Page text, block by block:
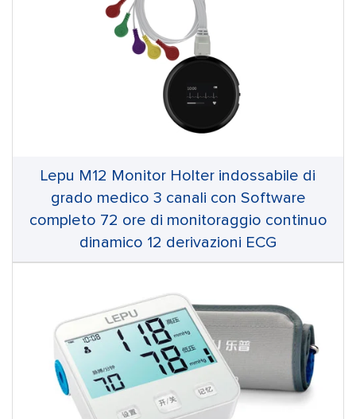
Lepu M12 Monitor Holter indossabile di
grado medico 3 canali con Software
completo 72 ore di monitoraggio continuo
dinamico 12 derivazioni ECG